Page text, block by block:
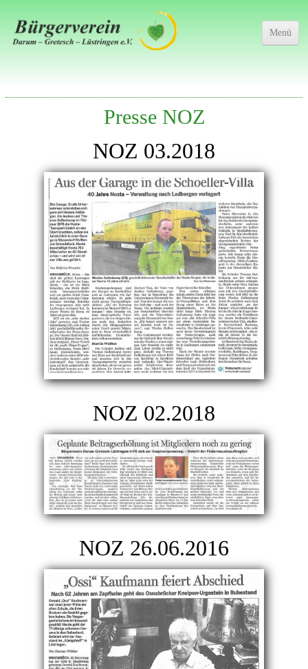
Menü
Interessantes
Chronikgruppe
Impressum
Datenschutz
Presse NOZ
NOZ 03.2018
NOZ 02.2018
NOZ 26.06.2016